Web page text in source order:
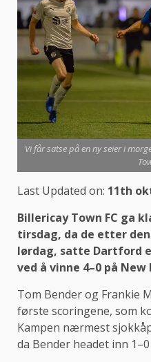
Vi får satse på en ny seier i
Last Updated on: 11th
Billericay Town FC ga
tirsdag, da de etter
lørdag, satte Dartford
ved å vinne 4–0 på New
Tom Bender og Frankie
første scoringene, som
Kampen nærmest
da Bender headet inn